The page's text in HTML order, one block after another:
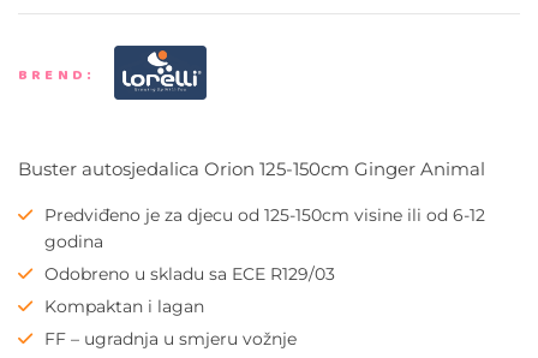
BREND:
Buster autosjedalica Orion 125-150cm Ginger Animal
Predviđeno je za djecu od 125-150cm visine ili od 6-12
godina
Odobreno u skladu sa ECE R129/03
Kompaktan i lagan
FF – ugradnja u smjeru vožnje